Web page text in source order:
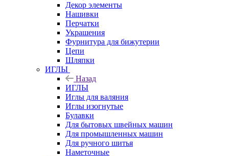
Декор элементы
Нашивки
Перчатки
Украшения
Фурнитура для бижутерии
Цепи
Шляпки
ИГЛЫ
Назад
ИГЛЫ
Иглы для валяния
Иглы изогнутые
Булавки
Для бытовых швейных машин
Для промышленных машин
Для ручного шитья
Наметочные